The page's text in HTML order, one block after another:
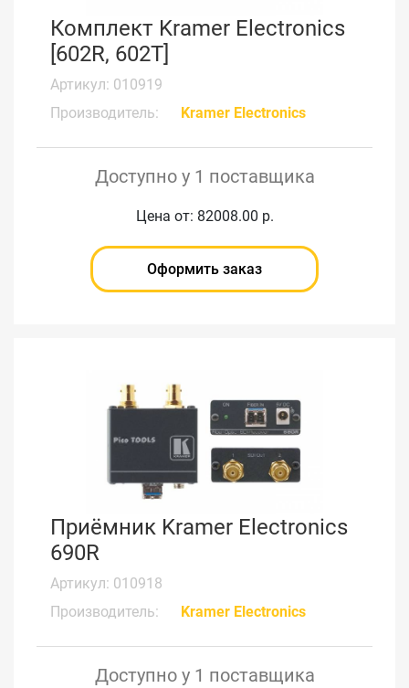
Комплект Kramer Electronics
[602R, 602T]
Артикул: 010919
Производитель:
Kramer Electronics
Доступно у 1 поставщика
Цена от: 82008.00 р.
Оформить заказ
Приёмник Kramer Electronics
690R
Артикул: 010918
Производитель:
Kramer Electronics
Доступно у 1 поставщика